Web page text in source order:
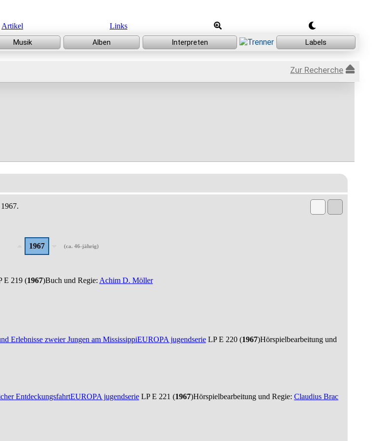
Artikel Links
Zur Recherche
1967 (ca. 46-jährig)
E 219 (1967)Buch und Regie: Achim D. Möller
Erlebnisse zweier Jungen am MississippiEUROPA jugendserieLP E 220 (1967)Hörspielbearbeitung und
EntdeckungsfahrtEUROPA jugendserieLP E 221 (1967)Hörspielbearbeitung und Regie: Claudius Brac